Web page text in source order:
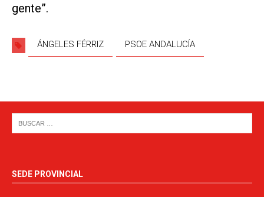
gente”.
ÁNGELES FÉRRIZ PSOE ANDALUCÍA
SEDE PROVINCIAL